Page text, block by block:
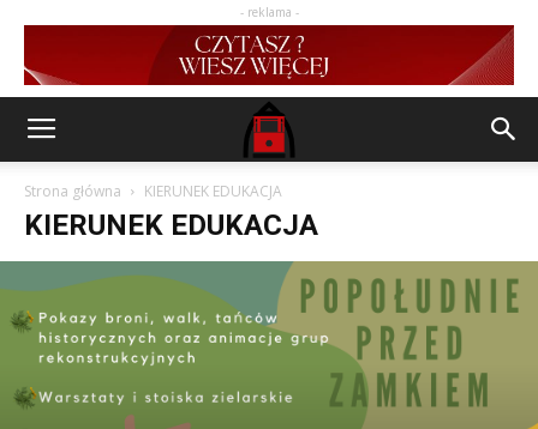
- reklama -
Strona główna KIERUNEK EDUKACJA
KIERUNEK EDUKACJA